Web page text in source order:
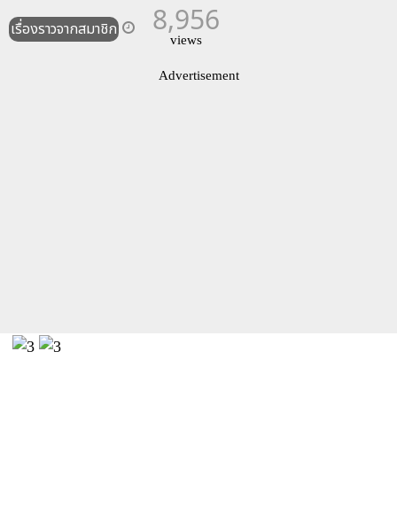
เรื่องราวจากสมาชิก 8,956
views
Advertisement